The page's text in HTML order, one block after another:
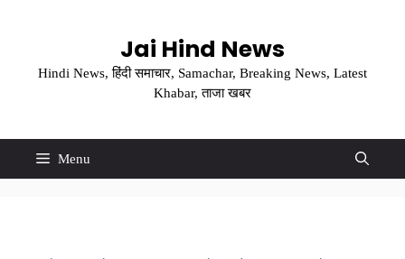
Jai Hind News
Hindi News, हिंदी समाचार, Samachar, Breaking News, Latest
Khabar, ताजा खबर
Menu